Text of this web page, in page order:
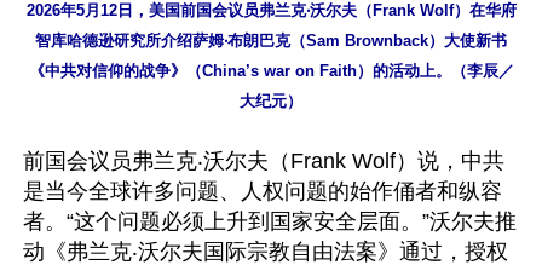
2026年5月12日，美国前国会议员弗兰克‧沃尔夫（Frank Wolf）在华府
智库哈德逊研究所介绍萨姆‧布朗巴克（Sam Brownback）大使新书
《中共对信仰的战争》（China’s war on Faith）的活动上。（李辰／
大纪元）
前国会议员弗兰克‧沃尔夫（Frank Wolf）说，中共
是当今全球许多问题、人权问题的始作俑者和纵容
者。“这个问题必须上升到国家安全层面。”沃尔夫推
动《弗兰克‧沃尔夫国际宗教自由法案》通过，授权